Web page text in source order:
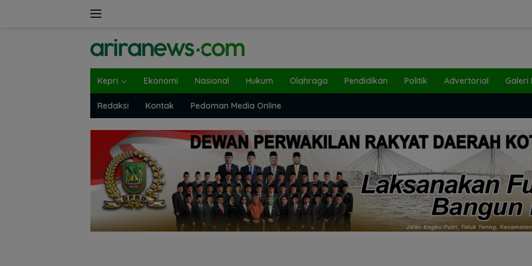
Kepri Ekonomi Nasional Hukum Olahraga Pendidikan Politik Advertorial Galeri
Redaksi Kontak Pedoman Media Online